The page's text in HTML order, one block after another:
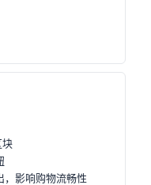
块
，影响购物流畅性